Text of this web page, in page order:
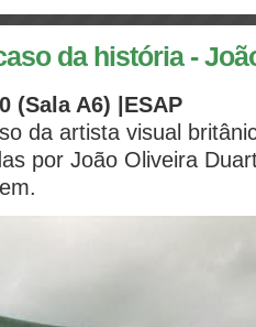
da história -
(Sala A6) |ESAP
da artista visual
por João Oliveira